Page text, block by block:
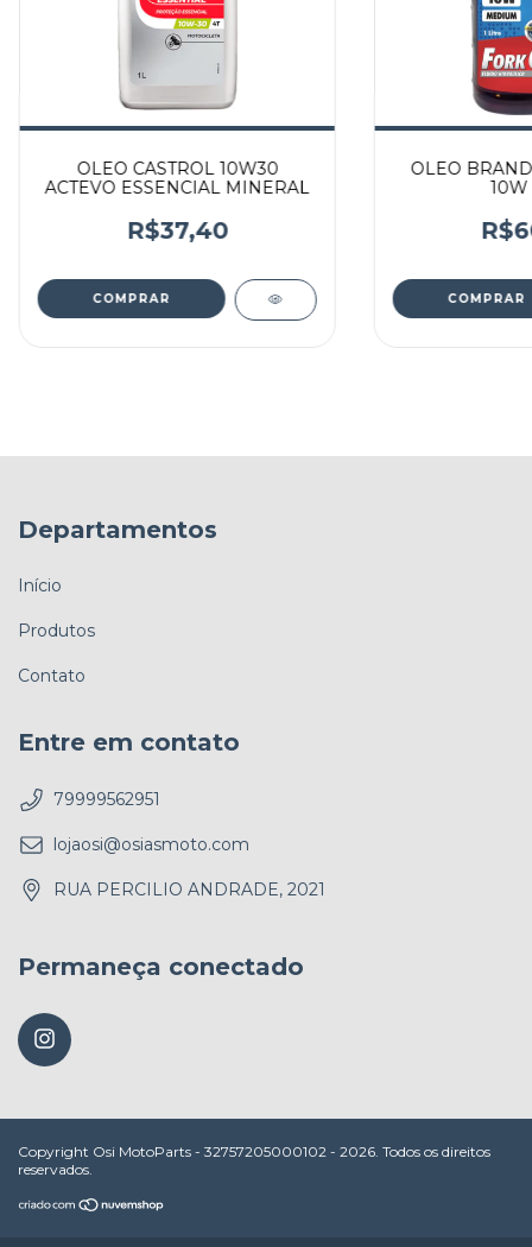
OLEO CASTROL 10W30
ACTEVO ESSENCIAL MINERAL
R$37,40
OLEO
10W
Departamentos
Início
Produtos
Contato
Entre em contato
79999562951
lojaosi@osiasmoto.com
RUA PERCILIO ANDRADE, 2021
Permaneça conectado
Copyright Osi MotoParts - 32757205000102 - 2026. Todos os direitos
reservados.